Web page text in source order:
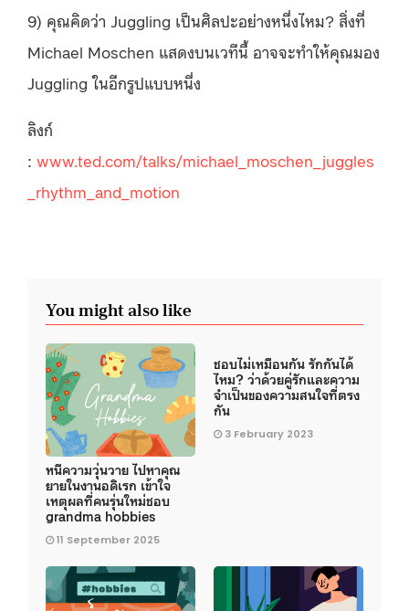
9) คุณคิดว่า Juggling เป็นศิลปะอย่างหนึ่งไหม? สิ่งที่
Michael Moschen แสดงบนเวทีนี้ อาจจะทำให้คุณมอง
Juggling ในอีกรูปแบบหนึ่ง
ลิงก์
: www.ted.com/talks/michael_moschen_juggles
_rhythm_and_motion
You might also like
หนีความวุ่นวาย ไปหาคุณ
ยายในงานอดิเรก เข้าใจ
เหตุผลที่คนรุ่นใหม่ชอบ
grandma hobbies
11 September 2025
ชอบไม่เหมือนกัน รักกันได้
ไหม? ว่าด้วยคู่รักและความ
จำเป็นของความสนใจที่ตรง
กัน
3 February 2023